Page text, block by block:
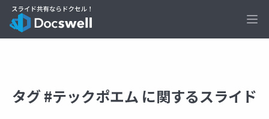
タグ #テックポエム に関するスライド